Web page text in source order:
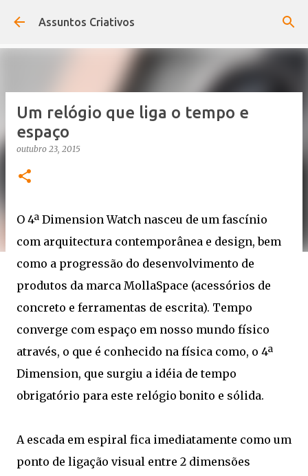
Pular para o conteúdo principal
Assuntos Criativos
Um relógio que liga o tempo e
espaço
outubro 23, 2015
O 4ª Dimension Watch nasceu de um fascínio
com arquitectura contemporânea e design, bem
como a progressão do desenvolvimento de
produtos da marca MollaSpace (acessórios de
concreto e ferramentas de escrita). Tempo
converge com espaço em nosso mundo físico
através, o que é conhecido na física como, o 4ª
Dimension, que surgiu a idéia de tempo
obrigatório para este relógio bonito e sólida.
A escada em espiral fica imediatamente como um
ponto de ligação visual entre 2 dimensões